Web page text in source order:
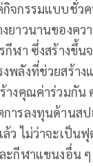
กิจกรรมแบบชั่ว
ยาวนานของคว
กีฬา ซึ่งสร้างขึ้น
พลังที่ช่วยสร้าง
างคุณค่าร่วมกัน
การลงทุนด้านส
ว ไม่ว่าจะเป็น
ะกีฬาแขนงอื่น